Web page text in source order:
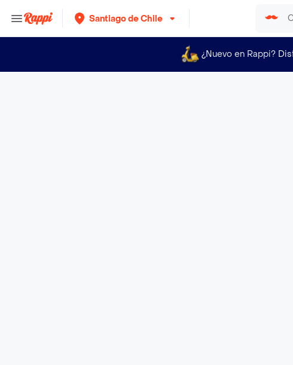
Santiago de Chile
¿Nuevo en Rappi?